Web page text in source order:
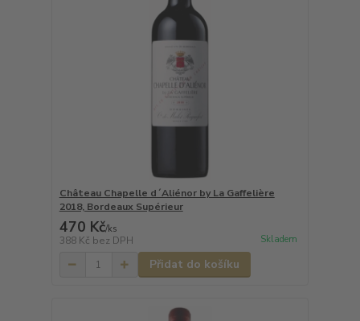
Château Chapelle d´Aliénor by La Gaffelière
2018, Bordeaux Supérieur
470 Kč/ks
388 Kč bez DPH Skladem
Přidat do košíku